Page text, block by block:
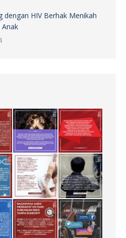
dengan HIV Berhak Menikah